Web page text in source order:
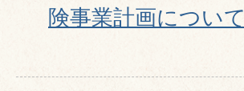
険事業計画について